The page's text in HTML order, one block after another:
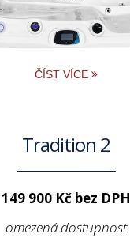
ČÍST VÍCE
Tradition 2
149 900 Kč bez DPH
omezená dostupnost